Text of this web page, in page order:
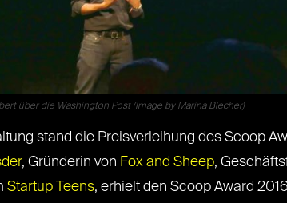
über die Washington Post (Image by Marina Blecher)
stand die Preisverleihung des Scoop
, Gründerin von Fox and Sheep,
Startup Teens, erhielt den Scoop Award